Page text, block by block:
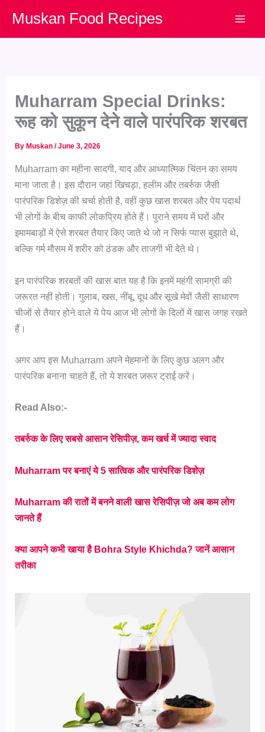
content
Muskan Food Recipes
Muharram Special Drinks:
रूह को सुकून देने वाले पारंपरिक शरबत
By Muskan/June 3, 2026
Muharram का महीना सादगी, याद और आध्यात्मिक चिंतन का समय
माना जाता है। इस दौरान जहां खिचड़ा, हलीम और तबर्रुक जैसी
पारंपरिक डिशेज़ की चर्चा होती है, वहीं कुछ खास शरबत और पेय पदार्थ
भी लोगों के बीच काफी लोकप्रिय होते हैं। पुराने समय में घरों और
इमामबाड़ों में ऐसे शरबत तैयार किए जाते थे जो न सिर्फ प्यास बुझाते थे,
बल्कि गर्म मौसम में शरीर को ठंडक और ताजगी भी देते थे।
इन पारंपरिक शरबतों की खास बात यह है कि इनमें महंगी सामग्री की
जरूरत नहीं होती। गुलाब, खस, नींबू, दूध और सूखे मेवों जैसी साधारण
चीजों से तैयार होने वाले ये पेय आज भी लोगों के दिलों में खास जगह रखते
हैं।
अगर आप इस Muharram अपने मेहमानों के लिए कुछ अलग और
पारंपरिक बनाना चाहते हैं, तो ये शरबत जरूर ट्राई करें।
Read Also:-
तबर्रुक के लिए सबसे आसान रेसिपीज़, कम खर्च में ज्यादा स्वाद
Muharram पर बनाएं ये 5 सात्विक और पारंपरिक डिशेज़
Muharram की रातों में बनने वाली खास रेसिपीज़ जो अब कम लोग
जानते हैं
क्या आपने कभी खाया है Bohra Style Khichda? जानें आसान
तरीका